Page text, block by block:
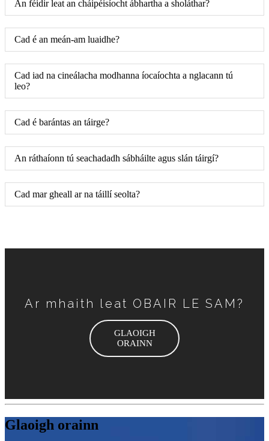
An féidir leat an cháipéisíocht ábhartha a sholáthar?
Cad é an meán-am luaidhe?
Cad iad na cineálacha modhanna íocaíochta a nglacann tú
leo?
Cad é barántas an táirge?
An ráthaíonn tú seachadadh sábháilte agus slán táirgí?
Cad mar gheall ar na táillí seolta?
Ar mhaith leat OBAIR LE SAM?
GLAOIGH
ORAINN
Glaoigh orainn